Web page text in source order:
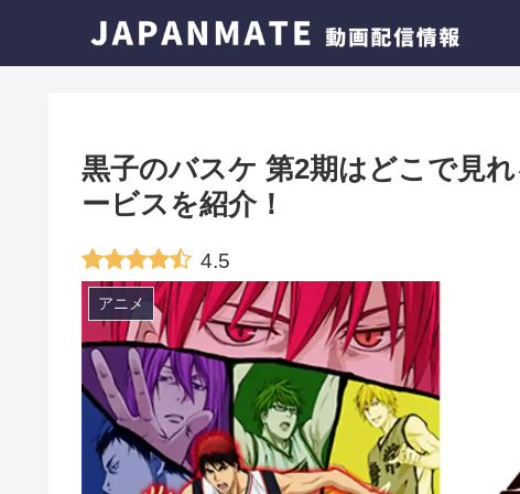
黒子のバスケ 第2期はどこで見
ービスを紹介！
4.5
アニメ